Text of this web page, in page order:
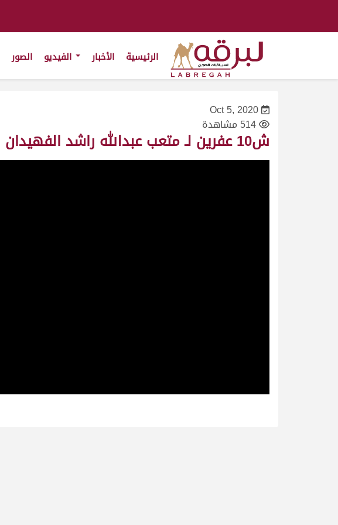
الرئيسية الأخبار الصور
Oct 5, 2020
514 مشاهدة
ش10 عفرين لـ متعب عبدالله راشد الفهيدان المري (المحلي السابع 18/1/2019) ثنايا قعدان 13:02:06